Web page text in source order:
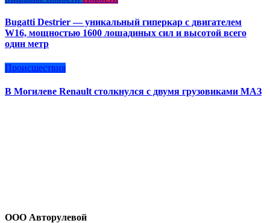
Bugatti Destrier — уникальный гиперкар с двигателем
W16, мощностью 1600 лошадиных сил и высотой всего
один метр
Происшествия
В Могилеве Renault столкнулся с двумя грузовиками МАЗ
ООО Авторулевой